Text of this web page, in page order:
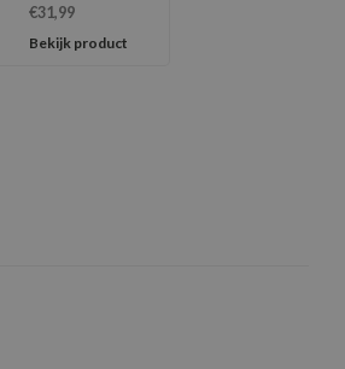
€31,99
Bekijk product